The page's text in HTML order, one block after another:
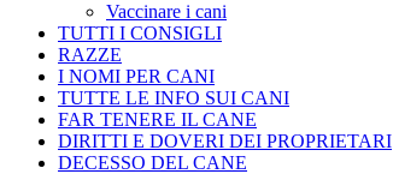
Vaccinare i cani
TUTTI I CONSIGLI
RAZZE
I NOMI PER CANI
TUTTE LE INFO SUI CANI
FAR TENERE IL CANE
DIRITTI E DOVERI DEI PROPRIETARI
DECESSO DEL CANE